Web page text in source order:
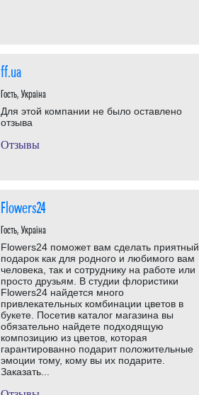
ff.ua
Гость, Україна
Для этой компании не было оставлено
отзыва
Отзывы
Flowers24
Гость, Україна
Flowers24 поможет вам сделать приятный
подарок как для родного и любимого вам
человека, так и сотруднику на работе или
просто друзьям. В студии флористики
Flowers24 найдется много
привлекательных комбинации цветов в
букете. Посетив каталог магазина вы
обязательно найдете подходящую
композицию из цветов, которая
гарантированно подарит положительные
эмоции тому, кому вы их подарите.
Заказать...